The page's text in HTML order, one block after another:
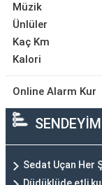
Müzik
Ünlüler
Kaç Km
Kalori
Online Alarm Kur
SENDEYİM
Sedat Uçan Her